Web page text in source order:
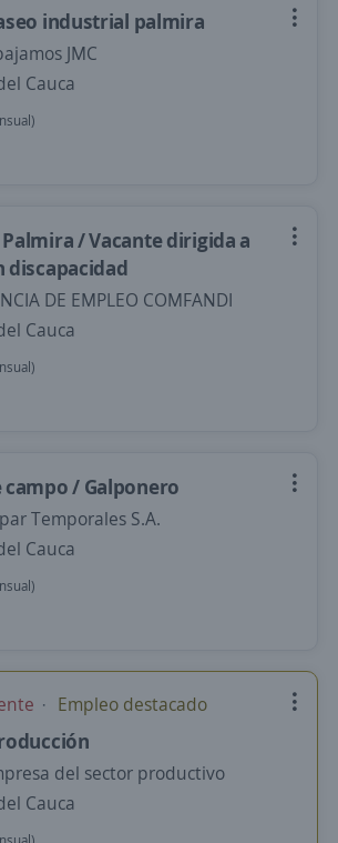
industrial palmira
JMC
Cauca
/ Vacante dirigida a
discapacidad
DE EMPLEO COMFANDI
Cauca
/ Galponero
Temporales S.A.
Cauca
Empleo destacado
del sector productivo
Cauca